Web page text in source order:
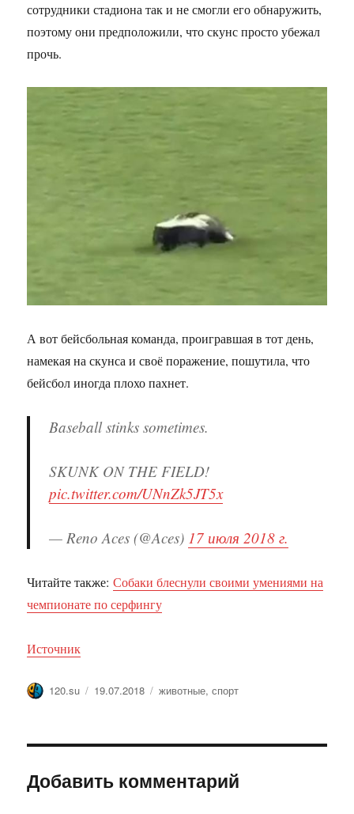
сотрудники стадиона так и не смогли его обнаружить,
поэтому они предположили, что скунс просто убежал
прочь.
А вот бейсбольная команда, проигравшая в тот день,
намекая на скунса и своё поражение, пошутила, что
бейсбол иногда плохо пахнет.
Baseball stinks sometimes.
SKUNK ON THE FIELD!
pic.twitter.com/UNnZk5JT5x
— Reno Aces (@Aces) 17 июля 2018 г.
Читайте также:Собаки блеснули своими умениями на
чемпионате по серфингу
Источник
Автор
120.su Опубликовано
19.07.2018 Метки
животные,спорт
Добавить комментарий